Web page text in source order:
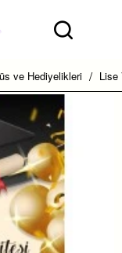
ve Hediyelikleri Lise